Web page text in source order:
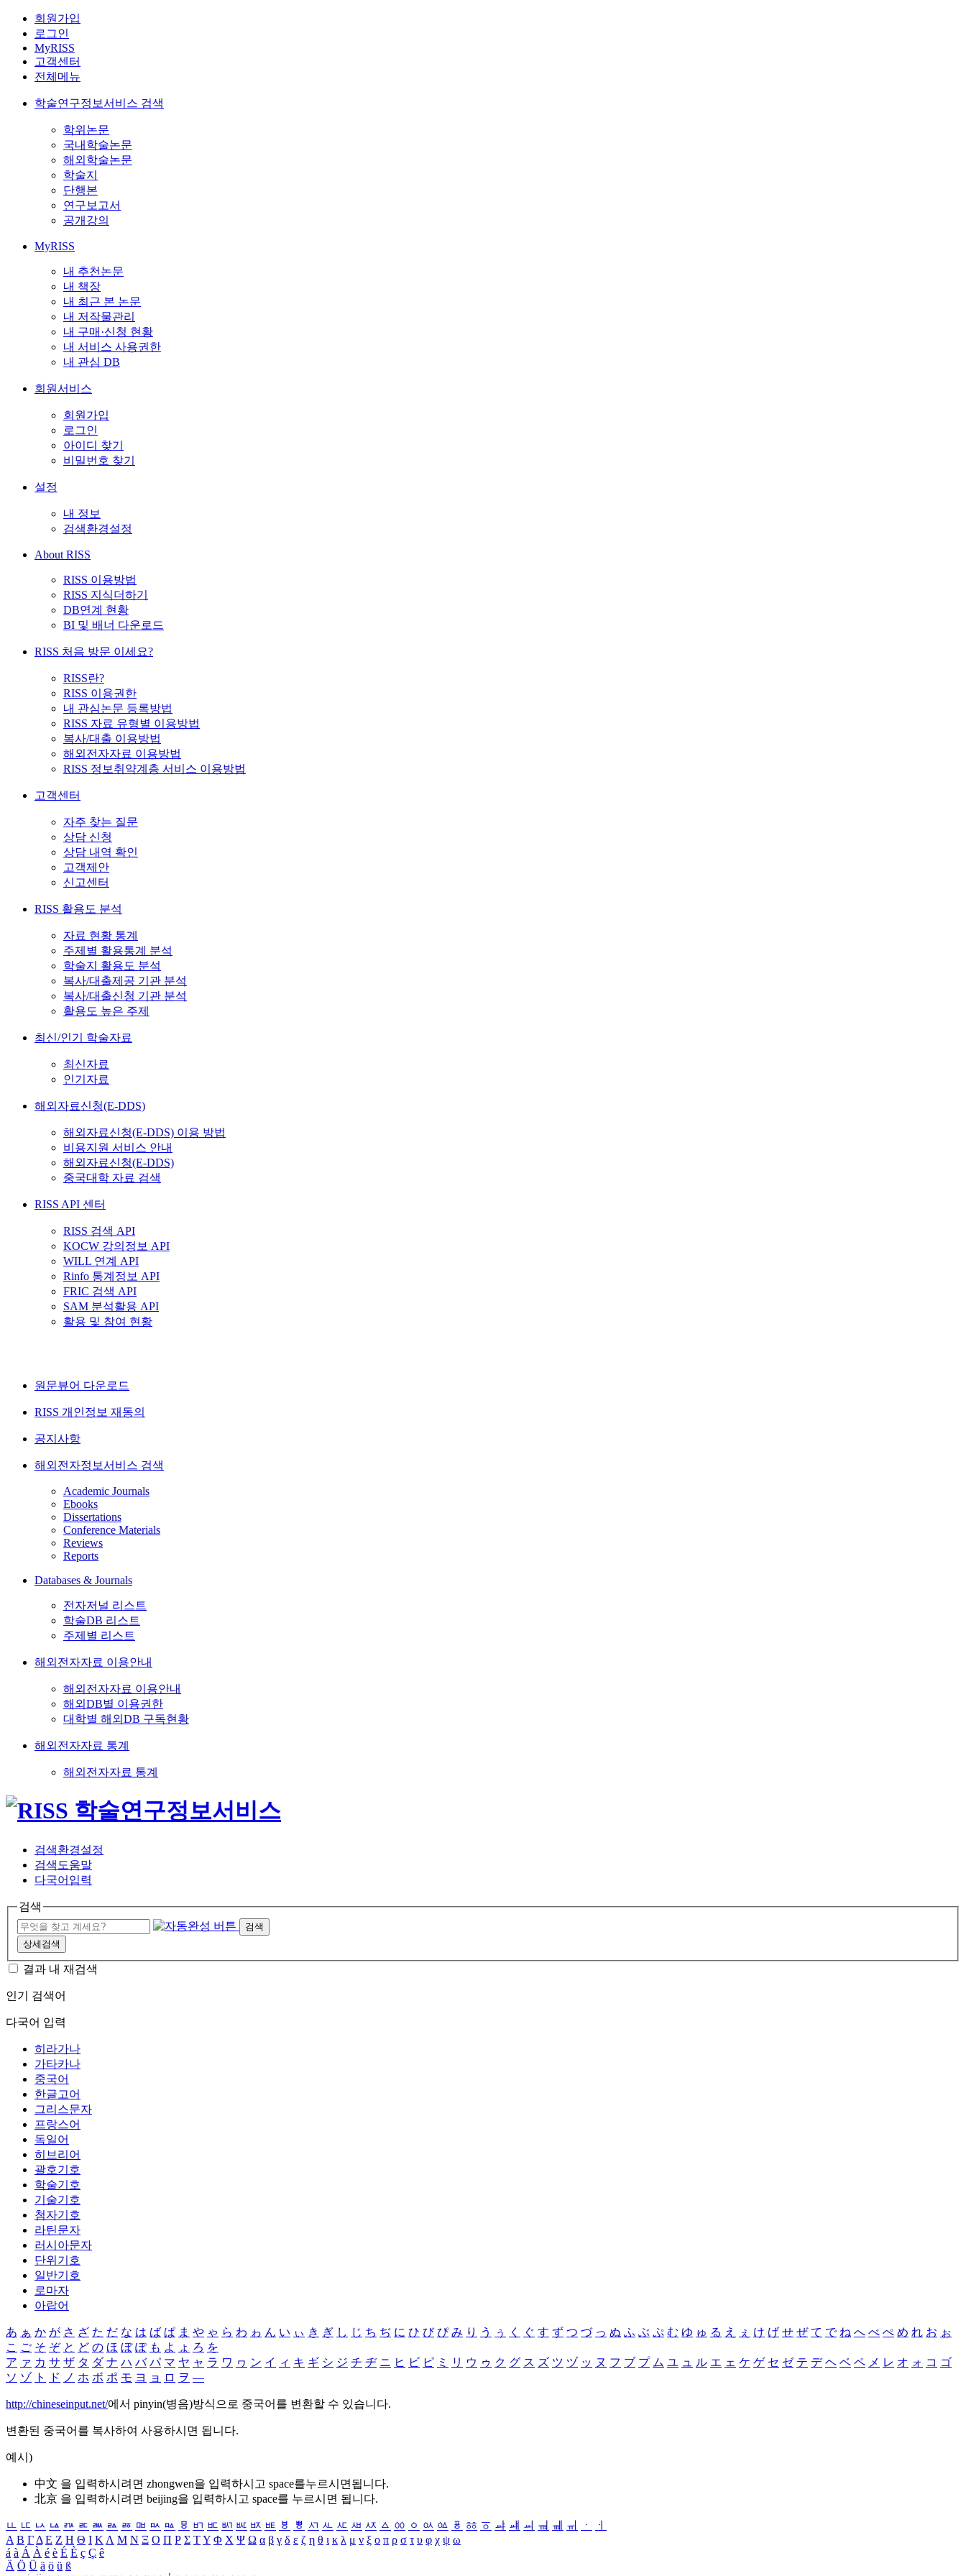
회원가입
로그인
MyRISS
고객센터
전체메뉴
학술연구정보서비스 검색
학위논문
국내학술논문
해외학술논문
학술지
단행본
연구보고서
공개강의
MyRISS
내 추천논문
내 책장
내 최근 본 논문
내 저작물관리
내 구매·신청 현황
내 서비스 사용권한
내 관심 DB
회원서비스
회원가입
로그인
아이디 찾기
비밀번호 찾기
설정
내 정보
검색환경설정
About RISS
RISS 이용방법
RISS 지식더하기
DB연계 현황
BI 및 배너 다운로드
RISS 처음 방문 이세요?
RISS란?
RISS 이용권한
내 관심논문 등록방법
RISS 자료 유형별 이용방법
복사/대출 이용방법
해외전자자료 이용방법
RISS 정보취약계층 서비스 이용방법
고객센터
자주 찾는 질문
상담 신청
상담 내역 확인
고객제안
신고센터
RISS 활용도 분석
자료 현황 통계
주제별 활용통계 분석
학술지 활용도 분석
복사/대출제공 기관 분석
복사/대출신청 기관 분석
활용도 높은 주제
최신/인기 학술자료
최신자료
인기자료
해외자료신청(E-DDS)
해외자료신청(E-DDS) 이용 방법
비용지원 서비스 안내
해외자료신청(E-DDS)
중국대학 자료 검색
RISS API 센터
RISS 검색 API
KOCW 강의정보 API
WILL 연계 API
Rinfo 통계정보 API
FRIC 검색 API
SAM 분석활용 API
활용 및 참여 현황
원문뷰어 다운로드
RISS 개인정보 재동의
공지사항
해외전자정보서비스 검색
Academic Journals
Ebooks
Dissertations
Conference Materials
Reviews
Reports
Databases & Journals
전자저널 리스트
학술DB 리스트
주제별 리스트
해외전자자료 이용안내
해외전자자료 이용안내
해외DB별 이용권한
대학별 해외DB 구독현황
해외전자자료 통계
해외전자자료 통계
검색환경설정
검색도움말
다국어입력
검색
검색
상세검색
결과 내 재검색
인기 검색어
다국어 입력
히라가나
가타카나
중국어
한글고어
그리스문자
프랑스어
독일어
히브리어
괄호기호
학술기호
기술기호
첨자기호
라틴문자
러시아문자
단위기호
일반기호
로마자
아랍어
あ ぁ か が さ ざ た だ な は ば ぱ ま や ゃ ら わ ゎ ん い ぃ き ぎ し じ ち ぢ に ひ び ぴ み り う ぅ く ぐ す ず つ づ っ ぬ ふ ぶ ぷ む ゆ ゅ る え ぇ け げ せ ぜ て で ね へ べ ぺ め れ お ぉ
こ ご そ ぞ と ど の ほ ぼ ぽ も よ ょ ろ を
ア ァ カ サ ザ タ ダ ナ ハ バ パ マ ヤ ャ ラ ワ ヮ ン イ ィ キ ギ シ ジ チ ヂ ニ ヒ ビ ピ ミ リ ウ ゥ ク グ ス ズ ツ ヅ ッ ヌ フ ブ プ ム ユ ュ ル エ ェ ケ ゲ セ ゼ テ デ ヘ ベ ペ メ レ オ ォ コ ゴ
ソ ゾ ト ド ノ ホ ボ ポ モ ヨ ョ ロ ヲ ―
http://chineseinput.net/에서 pinyin(병음)방식으로 중국어를 변환할 수 있습니다.
변환된 중국어를 복사하여 사용하시면 됩니다.
예시)
中文 을 입력하시려면 zhongwen을 입력하시고 space를누르시면됩니다.
北京 을 입력하시려면 beijing을 입력하시고 space를 누르시면 됩니다.
ㅥ ㅦ ㅧ ㅨ ㅩ ㅪ ㅫ ㅬ ㅭ ㅮ ㅯ ㅰ ㅱ ㅲ ㅳ ㅴ ㅵ ㅶ ㅷ ㅸ ㅹ ㅺ ㅻ ㅼ ㅽ ㅾ ㅿ ㆀ ㆁ ㆂ ㆃ ㆄ ㆅ ㆆ ㆇ ㆈ ㆉ ㆊ ㆋ ㆌ ㆍ
ㆎ
Α Β ΓΔ Ε Ζ Η Θ Ι ΚΛ Μ Ν Ξ Ο Π Ρ Σ ΤΥ Φ Χ Ψ Ω α β γ δ ε ζ η θ ι κ λ μ ν ξ ο π ρ σ τ υ φ χ ψ ω
á à Á À é è É È ç Ç ê
Ä Ö Ü ä ö ü ß